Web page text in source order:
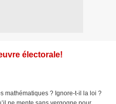
électorale!
mathématiques ? Ignore-t-il la loi ?